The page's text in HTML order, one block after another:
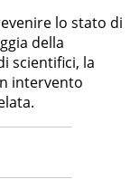
lo stato di
della
scientifici, la
intervento